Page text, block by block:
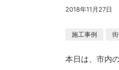
2018年11月27日
施工事例
本日は、市内